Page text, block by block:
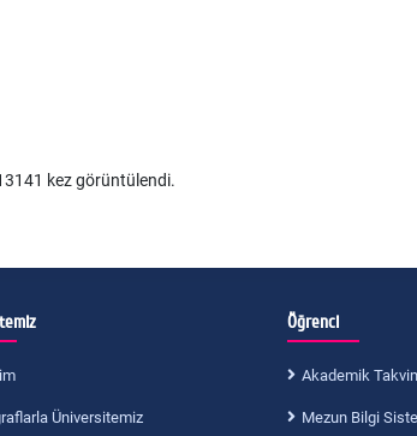
kez görüntülendi.
Üniversitemiz
Öğrenci
Akademik
Mezun Bilgi